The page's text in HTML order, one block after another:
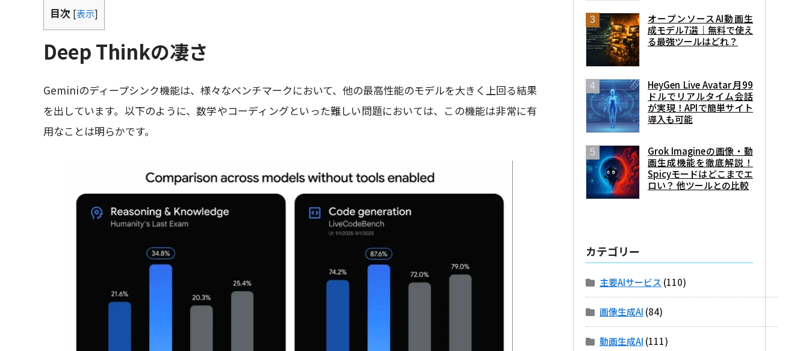
目次 [表示]
Deep Thinkの凄さ
Geminiのディープシンク機能は、様々なベンチマークにおいて、他の最高性能のモデルを大きく上回る結果
を出しています。以下のように、数学やコーディングといった難しい問題においては、この機能は非常に有
用なことは明らかです。
オープンソースAI動画生
成モデル7選｜無料で使え
る最強ツールはどれ？
HeyGen Live Avatar月99
ドルでリアルタイム会話
が実現！APIで簡単サイト
導入も可能
Grok Imagineの画像・動
画生成機能を徹底解説！
Spicyモードはどこまでエ
ロい？ 他ツールとの比較
カテゴリー
主要AIサービス (110)
画像生成AI (84)
動画生成AI (111)